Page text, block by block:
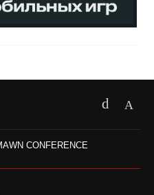
WN CONFERENCE